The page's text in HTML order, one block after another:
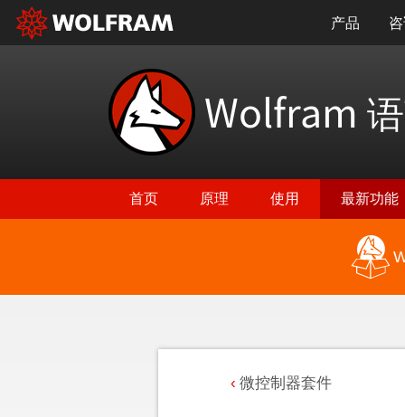
产品
Wolfram
首页 原理 使用 最新功能
微控制器套件